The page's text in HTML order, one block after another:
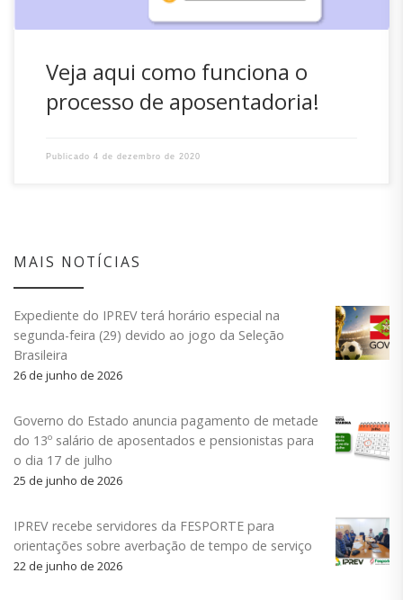
Veja aqui como funciona o
processo de aposentadoria!
Publicado 4 de dezembro de 2020
MAIS NOTÍCIAS
Expediente do IPREV terá horário especial na
segunda-feira (29) devido ao jogo da Seleção
Brasileira
26 de junho de 2026
Governo do Estado anuncia pagamento de metade
do 13º salário de aposentados e pensionistas para
o dia 17 de julho
25 de junho de 2026
IPREV recebe servidores da FESPORTE para
orientações sobre averbação de tempo de serviço
22 de junho de 2026